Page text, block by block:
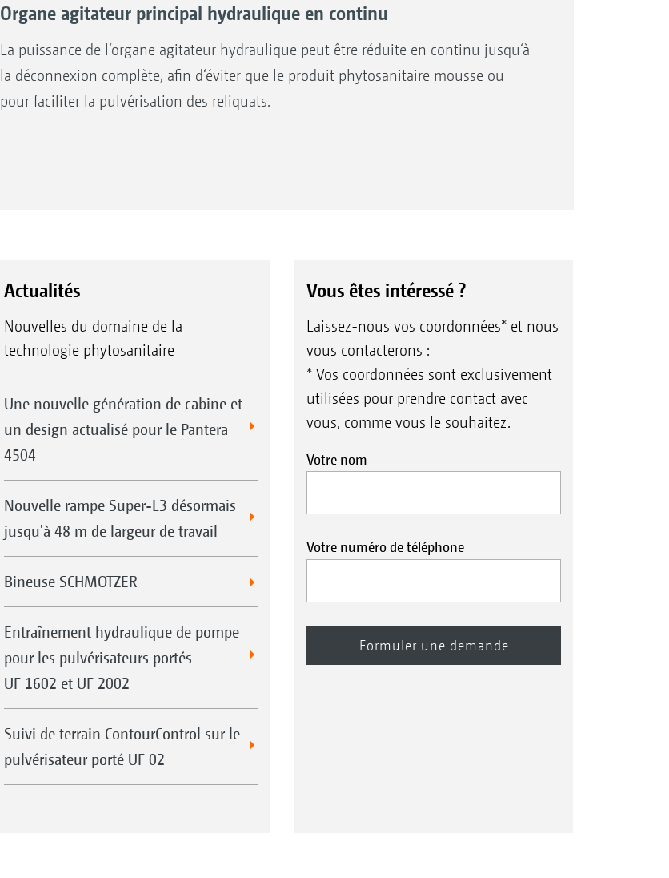
Organe agitateur principal hydraulique en continu
La puissance de l‘organe agitateur hydraulique peut être réduite en continu jusqu‘à
la déconnexion complète, afin d‘éviter que le produit phytosanitaire mousse ou
pour faciliter la pulvérisation des reliquats.
Actualités
Nouvelles du domaine de la
technologie phytosanitaire
Une nouvelle génération de cabine et
un design actualisé pour le Pantera
4504
Nouvelle rampe Super-L3 désormais
jusqu'à 48 m de largeur de travail
Bineuse SCHMOTZER
Entraînement hydraulique de pompe
pour les pulvérisateurs portés
UF 1602 et UF 2002
Suivi de terrain ContourControl sur le
pulvérisateur porté UF 02
Vous êtes intéressé ?
Laissez-nous vos coordonnées* et nous
vous contacterons :
* Vos coordonnées sont exclusivement
utilisées pour prendre contact avec
vous, comme vous le souhaitez.
Votre nom
Votre numéro de téléphone